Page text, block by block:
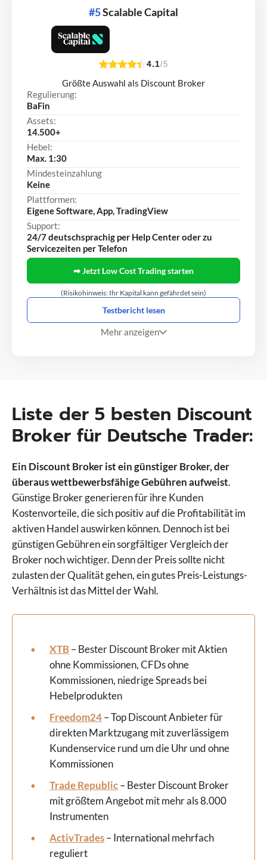
#5Scalable Capital
4.1/5
Größte Auswahl als Discount Broker
Regulierung:
BaFin
Assets:
14.500+
Hebel:
Max. 1:30
Mindesteinzahlung
Keine
Plattformen:
Eigene Software, App, TradingView
Support:
24/7 deutschsprachig per Help Center oder zu
Servicezeiten per Telefon
➡ Jetzt Low Cost Trading starten
(Risikohinweis: Ihr Kapital kann gefährdet sein)
Testbericht lesen
Mehr anzeigen
Liste der 5 besten Discount
Broker für Deutsche Trader:
Ein Discount Broker ist ein günstiger Broker, der
überaus wettbewerbsfähige Gebühren aufweist.
Günstige Broker generieren für ihre Kunden
Kostenvorteile, die sich positiv auf die Profitabilität im
aktiven Handel auswirken können. Dennoch ist bei
günstigen Gebühren ein sorgfältiger Vergleich der
Broker noch wichtiger. Denn der Preis sollte nicht
zulasten der Qualität gehen, ein gutes Preis-Leistungs-
Verhältnis ist das Mittel der Wahl.
XTB– Bester Discount Broker mit Aktien
ohne Kommissionen, CFDs ohne
Kommissionen, niedrige Spreads bei
Hebelprodukten
Freedom24– Top Discount Anbieter für
direkten Marktzugang mit zuverlässigem
Kundenservice rund um die Uhr und ohne
Kommissionen
Trade Republic– Bester Discount Broker
mit größtem Angebot mit mehr als 8.000
Instrumenten
ActivTrades– International mehrfach
reguliert